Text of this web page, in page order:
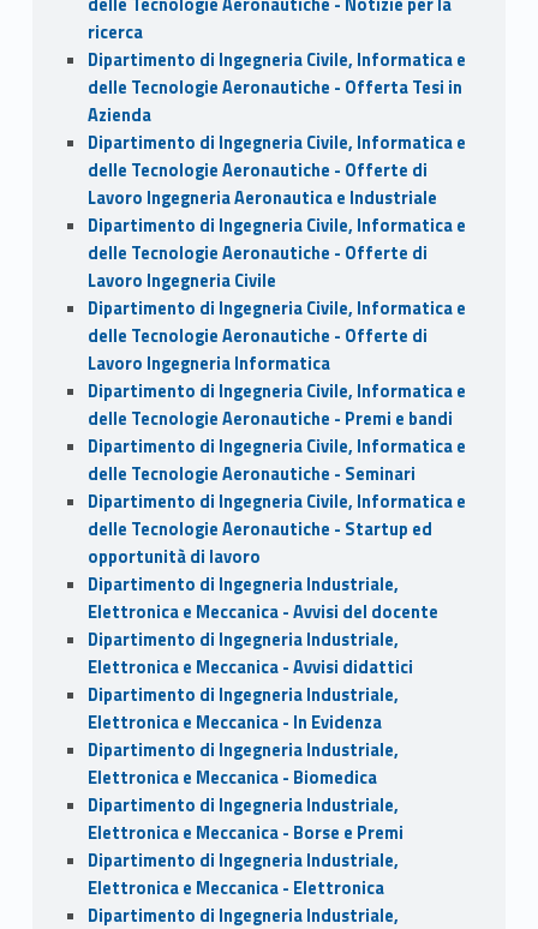
ricerca
Dipartimento di Ingegneria Civile, Informatica e
delle Tecnologie Aeronautiche - Offerta Tesi in
Azienda
Dipartimento di Ingegneria Civile, Informatica e
delle Tecnologie Aeronautiche - Offerte di
Lavoro Ingegneria Aeronautica e Industriale
Dipartimento di Ingegneria Civile, Informatica e
delle Tecnologie Aeronautiche - Offerte di
Lavoro Ingegneria Civile
Dipartimento di Ingegneria Civile, Informatica e
delle Tecnologie Aeronautiche - Offerte di
Lavoro Ingegneria Informatica
Dipartimento di Ingegneria Civile, Informatica e
delle Tecnologie Aeronautiche - Premi e bandi
Dipartimento di Ingegneria Civile, Informatica e
delle Tecnologie Aeronautiche - Seminari
Dipartimento di Ingegneria Civile, Informatica e
delle Tecnologie Aeronautiche - Startup ed
opportunità di lavoro
Dipartimento di Ingegneria Industriale,
Elettronica e Meccanica - Avvisi del docente
Dipartimento di Ingegneria Industriale,
Elettronica e Meccanica - Avvisi didattici
Dipartimento di Ingegneria Industriale,
Elettronica e Meccanica - In Evidenza
Dipartimento di Ingegneria Industriale,
Elettronica e Meccanica - Biomedica
Dipartimento di Ingegneria Industriale,
Elettronica e Meccanica - Borse e Premi
Dipartimento di Ingegneria Industriale,
Elettronica e Meccanica - Elettronica
Dipartimento di Ingegneria Industriale,